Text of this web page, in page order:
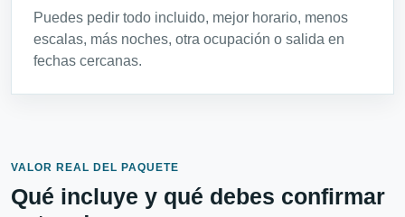
Puedes pedir todo incluido, mejor horario, menos
escalas, más noches, otra ocupación o salida en
fechas cercanas.
VALOR REAL DEL PAQUETE
Qué incluye y qué debes confirmar